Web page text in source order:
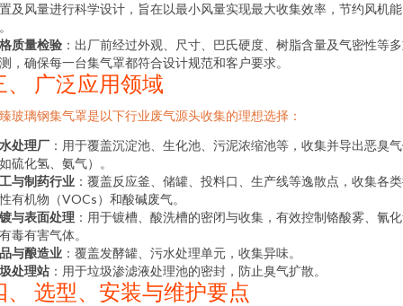
及风量进行科学设计，旨在以最小风量实现最大收集效率，节约风机能
质量检验 ：出厂前经过外观、尺寸、巴氏硬度、树脂含量及气密性等
，确保每一台集气罩都符合设计规范和客户要求。
、 广泛应用领域
玻璃钢集气罩是以下行业废气源头收集的理想选择：
处理厂 ：用于覆盖沉淀池、生化池、污泥浓缩池等，收集并导出恶臭
硫化氢、氨气）。
与制药行业 ：覆盖反应釜、储罐、投料口、生产线等逸散点，收集各
有机物（VOCs）和酸碱废气。
与表面处理 ：用于镀槽、酸洗槽的密闭与收集，有效控制铬酸雾、氰
毒有害气体。
与酿造业 ：覆盖发酵罐、污水处理单元，收集异味。
处理站 ：用于垃圾渗滤液处理池的密封，防止臭气扩散。
、 选型、安装与维护要点